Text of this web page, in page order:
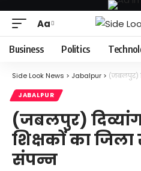
Font
Resizer
Aa
Business Politics
Side Look News > Jabalpur > (जबलपुर)
JABALPUR
(जबलपुर)
शिक्षकों का जिला
संपन्न